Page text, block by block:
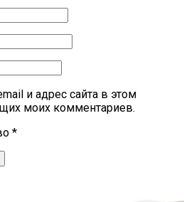
и адрес сайта в этом
моих комментариев.
*